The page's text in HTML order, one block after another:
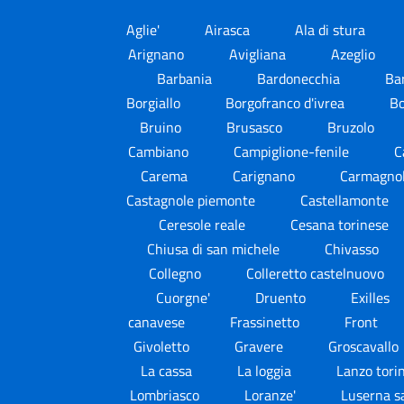
Aglie' Airasca
Ala di stura
Arignano
Avigliana
Azeglio
Barbania
Bardonecchia
Borgiallo
Borgofranco d'ivrea
Bruino
Brusasco
Bruzolo
Cambiano
Campiglione-fenile
Carema
Carignano
Castagnole piemonte
Castellamonte
Ceresole reale
Cesana torinese
Chiusa di san michele
Chivasso
Collegno
Colleretto castelnuovo
Cuorgne'
Druento
Exilles
canavese
Frassinetto
Front
Givoletto
Gravere
Groscavallo
La cassa
La loggia
Lanzo
Lombriasco
Loranze' Luserna